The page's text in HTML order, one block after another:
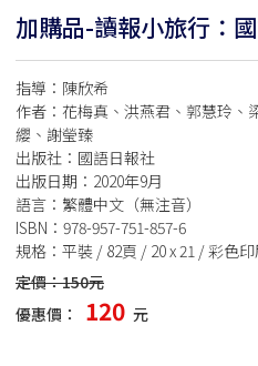
加購品-讀報小旅行：
指導：陳欣希
作者：花梅真、洪燕君、郭慧玲、
纓、謝瑩臻
出版社：國語日報社
出版日期：2020年9月
語言：繁體中文（無注音）
ISBN：978-957-751-857-6
規格：平裝 / 82頁 / 20 x 21 / 彩色印
定價：150元
優惠價：
120 元